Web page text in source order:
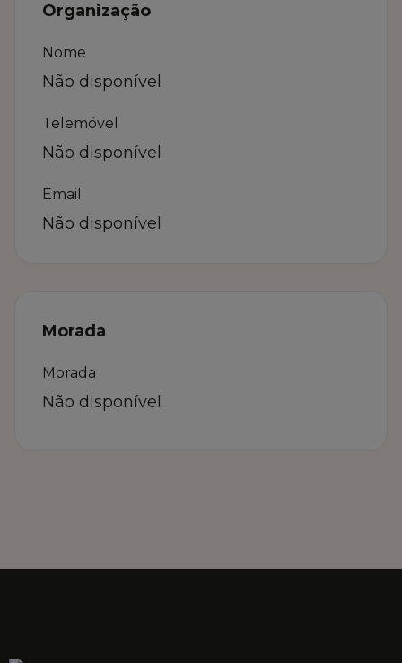
Organização
Nome
Não disponível
Telemóvel
Não disponível
Email
Não disponível
Morada
Morada
Não disponível